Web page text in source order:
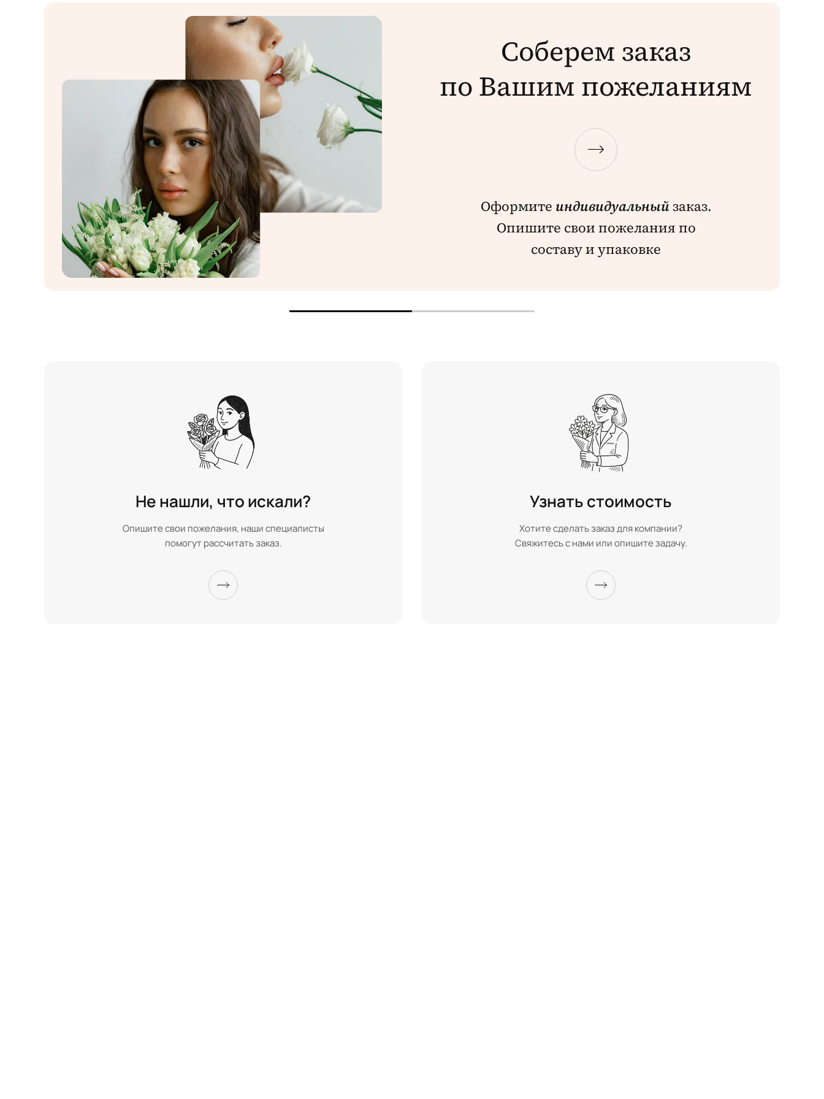
Соберем заказ
по Вашим пожеланиям
Оформите индивидуальныйзаказ.
Опишите свои пожелания по
составу и упаковке
Не нашли, что искали?
Опишите свои пожелания, наши специалисты
помогут рассчитать заказ.
Узнать стоимость
Хотите сделать заказ для компании?
Свяжитесь с нами или опишите задачу.